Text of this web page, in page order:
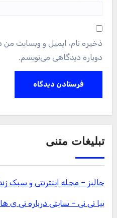
ذخیره نام، ایمیل و وبسایت من
دوباره دیدگاهی می‌نویسم.
تبلیغات متنی
جالبز – مجله اینترنتی و سبک
بیا نی نی – سایتی درباره نی ی